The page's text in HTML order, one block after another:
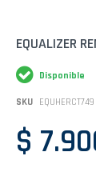
Saltar
comienzo
de
galería
imágenes
EQUALIZER
Disponible
SKU EQUHERCT749
$